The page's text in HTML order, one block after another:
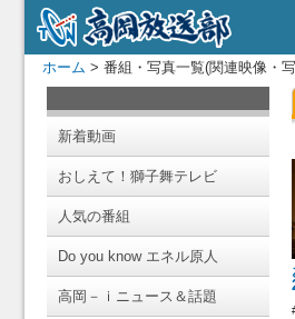
ホーム > 番組・写真一覧(関連映像・
新着動画
おしえて！獅子舞テレビ
人気の番組
Do you know エネル原人
高岡－ｉニュース＆話題